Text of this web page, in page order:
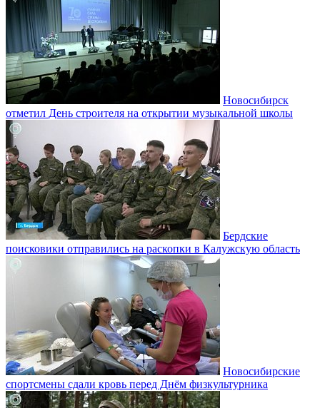
Новосибирск
отметил День строителя на открытии музыкальной школы
Бердские
поисковики отправились на раскопки в Калужскую область
Новосибирские
спортсмены сдали кровь перед Днём физкультурника